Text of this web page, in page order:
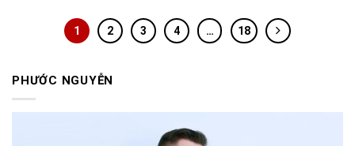
1 2 3 4 … 18
PHƯỚC NGUYỄN